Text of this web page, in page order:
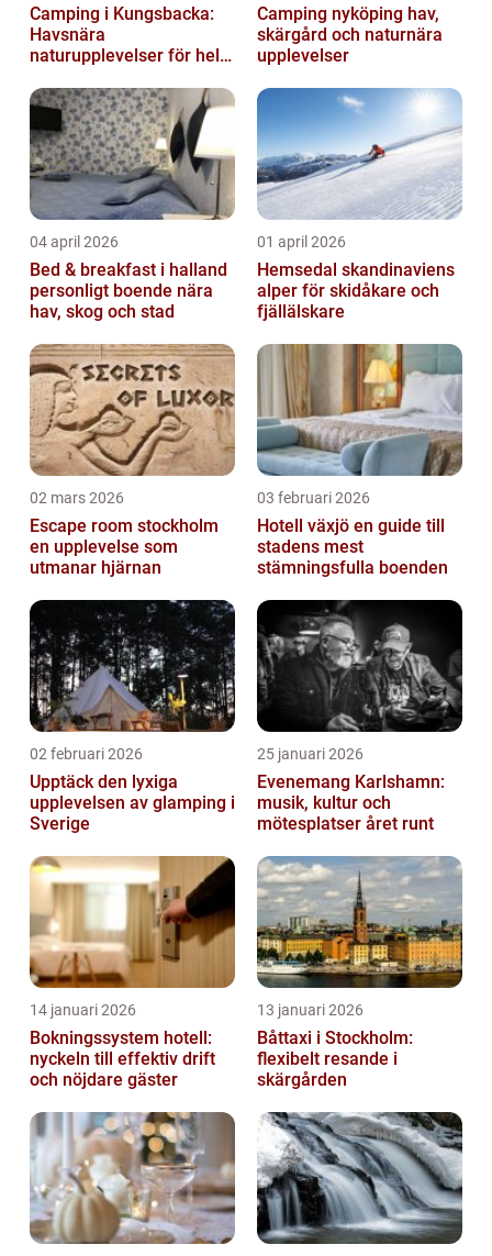
Camping i Kungsbacka:
Havsnära
naturupplevelser för hela
Camping nyköping hav,
skärgård och naturnära
upplevelser
04 april 2026
Bed & breakfast i halland
personligt boende nära
hav, skog och stad
01 april 2026
Hemsedal skandinaviens
alper för skidåkare och
fjällälskare
02 mars 2026
Escape room stockholm
en upplevelse som
utmanar hjärnan
03 februari 2026
Hotell växjö en guide till
stadens mest
stämningsfulla boenden
02 februari 2026
Upptäck den lyxiga
upplevelsen av glamping i
Sverige
25 januari 2026
Evenemang Karlshamn:
musik, kultur och
mötesplatser året runt
14 januari 2026
Bokningssystem hotell:
nyckeln till effektiv drift
och nöjdare gäster
13 januari 2026
Båttaxi i Stockholm:
flexibelt resande i
skärgården